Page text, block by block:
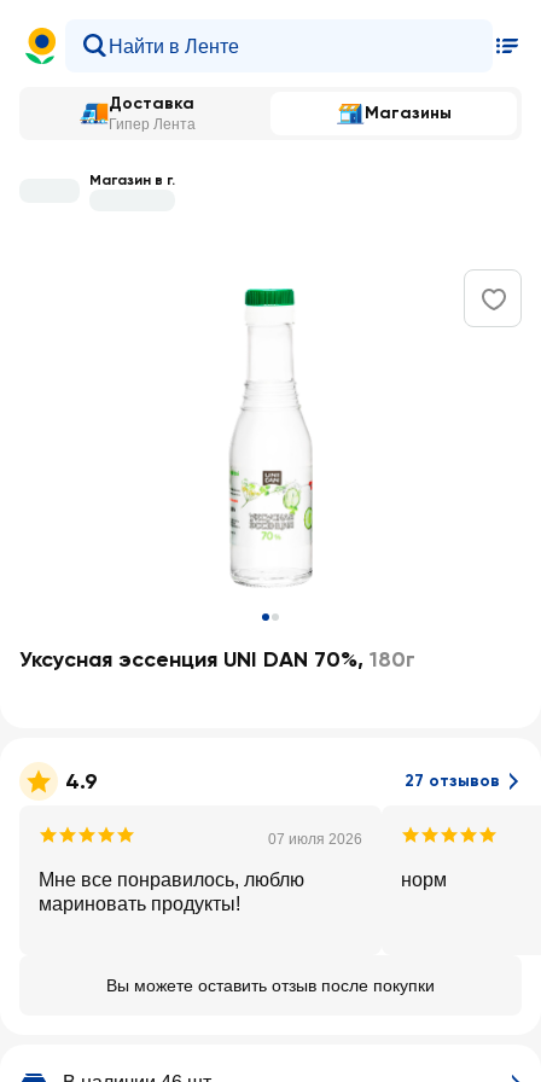
Доставка
Гипер Лента
Магазины
Магазин в г.
Уксусная эссенция UNI DAN 70%, 180г
4.9 27 отзывов
07 июля 2026
Мне все понравилось, люблю
мариновать продукты!
норм
Вы можете оставить отзыв после покупки